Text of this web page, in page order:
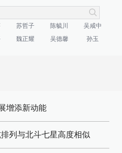
苏哲子 陈毓川
吴咸中
魏正耀 吴德馨 孙玉
增添新动能
列与北斗七星高度相似